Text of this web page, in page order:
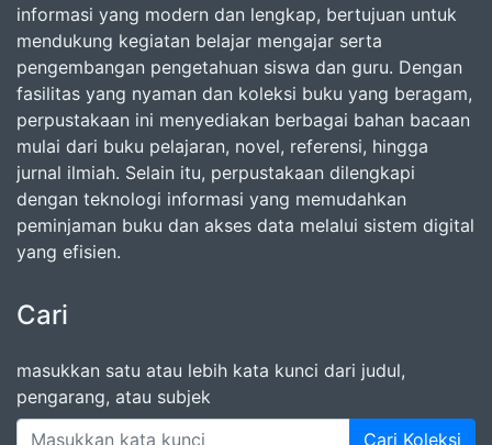
informasi yang modern dan lengkap, bertujuan untuk
mendukung kegiatan belajar mengajar serta
pengembangan pengetahuan siswa dan guru. Dengan
fasilitas yang nyaman dan koleksi buku yang beragam,
perpustakaan ini menyediakan berbagai bahan bacaan
mulai dari buku pelajaran, novel, referensi, hingga
jurnal ilmiah. Selain itu, perpustakaan dilengkapi
dengan teknologi informasi yang memudahkan
peminjaman buku dan akses data melalui sistem digital
yang efisien.
Cari
masukkan satu atau lebih kata kunci dari judul,
pengarang, atau subjek
Cari Koleksi